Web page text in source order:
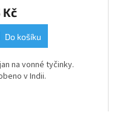
Kč
Do košíku
na vonné tyčinky.
v Indii.